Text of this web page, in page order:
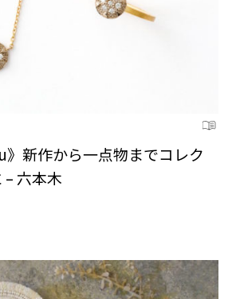
》新作から一点物までコレク
– 六本木